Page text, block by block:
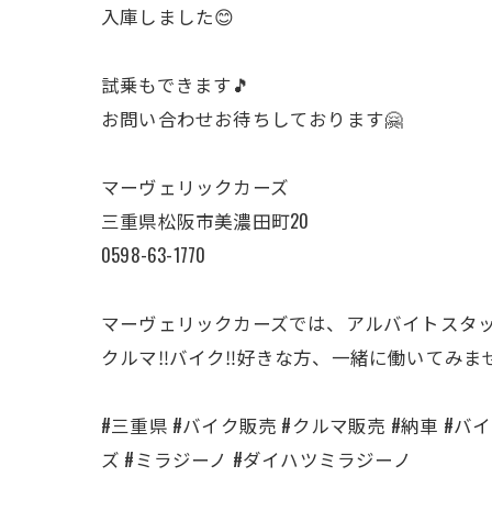
入庫しました😊
試乗もできます🎵
お問い合わせお待ちしております🤗
マーヴェリックカーズ
三重県松阪市美濃田町20
0598-63-1770
マーヴェリックカーズでは、アルバイトスタ
クルマ‼️バイク‼️好きな方、一緒に働いてみま
#三重県 #バイク販売 #クルマ販売 #納車 #バ
ズ #ミラジーノ #ダイハツミラジーノ